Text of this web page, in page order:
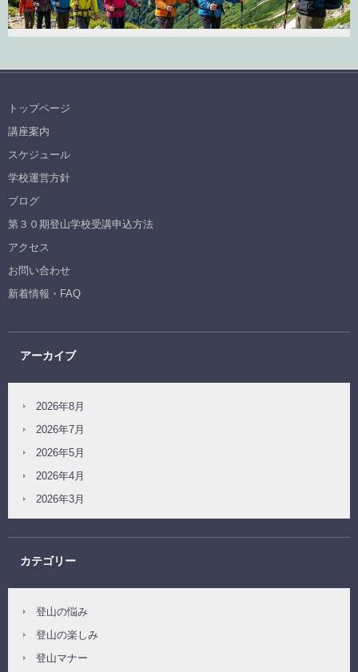
トップページ
講座案内
スケジュール
学校運営方針
ブログ
第３０期登山学校受講申込方法
アクセス
お問い合わせ
新着情報・FAQ
アーカイブ
2026年8月
2026年7月
2026年5月
2026年4月
2026年3月
カテゴリー
登山の悩み
登山の楽しみ
登山マナー